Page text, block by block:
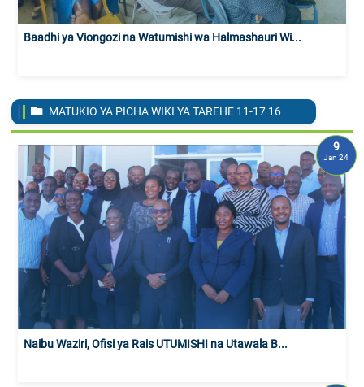
Baadhi ya Viongozi na Watumishi wa Halmashauri Wi...
MATUKIO YA PICHA WIKI YA TAREHE 11-1716
Naibu Waziri, Ofisi ya Rais UTUMISHI na Utawala B...
9
Jan 24